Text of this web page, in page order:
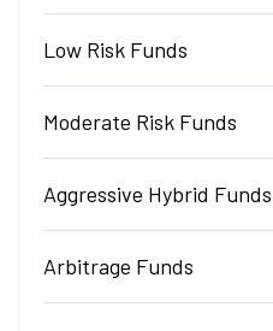
Low Risk Funds
Moderate Risk Funds
Aggressive Hybrid Funds
Arbitrage Funds